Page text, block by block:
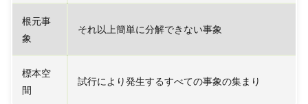
根元事
象
それ以上簡単に分解できない事象
標本空
間
試行により発生するすべての事象の集まり